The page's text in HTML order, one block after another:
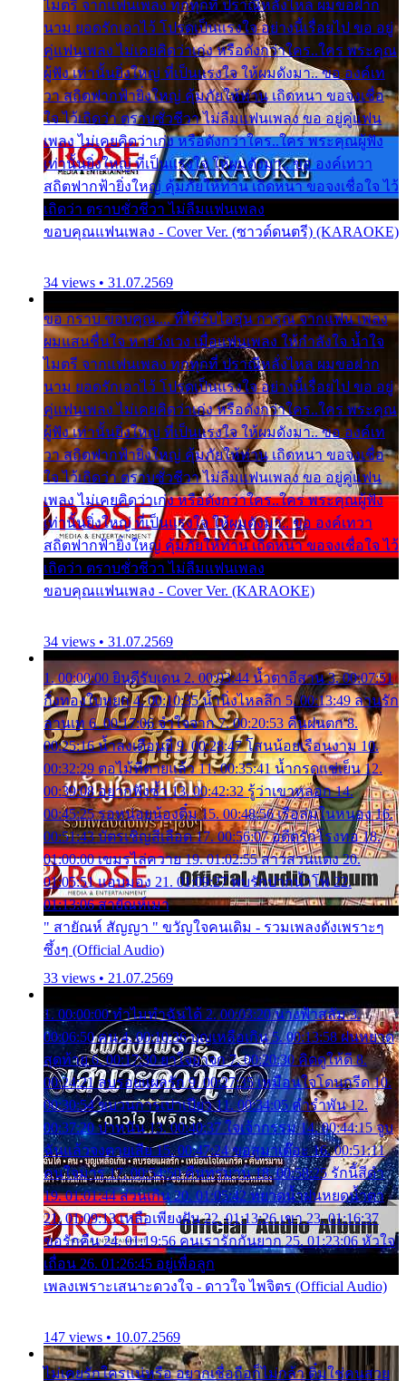
ไมตรี จากแฟนเพลง ทุกทุกที่ ปราณีหลั่งไหล ผมขอฝาก
นาม ยอดรักเอาไว้ โปรดเป็นแรงใจ อย่างนี้เรื่อยไป ขอ อยู่
คู่แฟนเพลง ไม่เคยคิดว่าเก่ง หรือดังกว่าใคร..ใคร พระคุณ
ผู้ฟัง เท่านั้นยิ่งใหญ่ ที่เป็นแรงใจ ให้ผมดังมา.. ขอ องค์เท
วา สถิตฟากฟ้ายิ่งใหญ่ คุ้มภัยให้ท่าน เถิดหนา ขอจงเชื่อ
ใจ ไว้เถิดว่า ตราบชั่วชีวา ไม่ลืมแฟนเพลง ขอ อยู่คู่แฟน
เพลง ไม่เคยคิดว่าเก่ง หรือดังกว่าใคร..ใคร พระคุณผู้ฟัง
เท่านั้นยิ่งใหญ่ ที่เป็นแรงใจ ให้ผมดังมา.. ขอ องค์เทวา
สถิตฟากฟ้ายิ่งใหญ่ คุ้มภัยให้ท่าน เถิดหนา ขอจงเชื่อใจ ไว้
เถิดว่า ตราบชั่วชีวา ไม่ลืมแฟนเพลง
ขอบคุณแฟนเพลง - Cover Ver. (ซาวด์ดนตรี) (KARAOKE)
34 views • 31.07.2569
ขอ กราบ ขอบคุณ.... ที่ได้รับไออุ่น การุณ จากแฟน เพลง
ผมแสนชื่นใจ หายวังเวง เมื่อแฟนเพลง ให้กำลังใจ น้ำใจ
ไมตรี จากแฟนเพลง ทุกทุกที่ ปราณีหลั่งไหล ผมขอฝาก
นาม ยอดรักเอาไว้ โปรดเป็นแรงใจ อย่างนี้เรื่อยไป ขอ อยู่
คู่แฟนเพลง ไม่เคยคิดว่าเก่ง หรือดังกว่าใคร..ใคร พระคุณ
ผู้ฟัง เท่านั้นยิ่งใหญ่ ที่เป็นแรงใจ ให้ผมดังมา.. ขอ องค์เท
วา สถิตฟากฟ้ายิ่งใหญ่ คุ้มภัยให้ท่าน เถิดหนา ขอจงเชื่อ
ใจ ไว้เถิดว่า ตราบชั่วชีวา ไม่ลืมแฟนเพลง ขอ อยู่คู่แฟน
เพลง ไม่เคยคิดว่าเก่ง หรือดังกว่าใคร..ใคร พระคุณผู้ฟัง
เท่านั้นยิ่งใหญ่ ที่เป็นแรงใจ ให้ผมดังมา.. ขอ องค์เทวา
สถิตฟากฟ้ายิ่งใหญ่ คุ้มภัยให้ท่าน เถิดหนา ขอจงเชื่อใจ ไว้
เถิดว่า ตราบชั่วชีวา ไม่ลืมแฟนเพลง
ขอบคุณแฟนเพลง - Cover Ver. (KARAOKE)
34 views • 31.07.2569
1. 00:00:00 ยินดีรับเดน 2. 00:03:44 น้ำตาอีสาน 3. 00:07:51
กิ่งทองใบหยก 4. 00:10:35 น้ำนิ่งไหลลึก 5. 00:13:49 ลานรัก
ลานเท 6. 00:17:06 จำใจจาก 7. 00:20:53 คืนฝนตก 8.
00:25:16 น้ำลงเดือนยี่ 9. 00:28:47 โสนน้อยเรือนงาม 10.
00:32:29 ตอไม้ที่ตายแล้ว 11. 00:35:41 น้ำกรดแช่เย็น 12.
00:39:08 อยากฟังซ้ำ 13. 00:42:32 รู้ว่าเขาหลอก 14.
00:45:25 รอหน่อยน้องติ๋ม 15. 00:48:56 เรือล่มในหนอง 16.
00:51:43 บัตรเชิญสีเลือด 17. 00:56:07 อดีตรักโรงทอ 18.
01:00:00 เขมรไล่ควาย 19. 01:02:55 สาวสวนแตง 20.
01:05:51 แอบมอง 21. 01:09:27 พบรักปากน้ำโพ 22.
01:13:06 สายัณห์เมา
" สายัณห์ สัญญา " ขวัญใจคนเดิม - รวมเพลงดังเพราะๆ
ซึ้งๆ (Official Audio)
33 views • 21.07.2569
1. 00:00:00 ทำไมทำฉันได้ 2. 00:03:20 นางฟ้าสลัม 3.
00:06:50 คน 4. 00:10:36 บุญเหลือเกิน 5. 00:13:58 ฝนหยาด
สุดท้าย 6. 00:17:30 ยาใจยาจก 7. 00:20:30 คิดดูให้ดี 8.
00:24:21 ลบรอยแผลรัก 9. 00:27:35 เหมือนใจโดนกรีด 10.
00:30:54 ขบวนการเปาเปียว 11. 00:34:05 คำรำพัน 12.
00:37:20 ปาหนัน 13. 00:40:37 ใจเจ้ากรรม 14. 00:44:15 จูบ
ฉันแล้วจงตายเสีย 15. 00:47:24 ขอสูมาเต๊อะ 16. 00:51:11
คนใจมาร 17. 00:54:50 คืนทรมาน 18. 00:58:25 รักนี้สีดำ
19. 01:01:44 ส่วนเกิน 20. 01:05:42 หยาดน้ำฝนหยดน้ำตา
21. 01:09:13 เหลือเพียงฝัน 22. 01:13:26 เขา 23. 01:16:37
ขอรักคืน 24. 01:19:56 คนเรารักกันยาก 25. 01:23:06 หัวใจ
เถื่อน 26. 01:26:45 อยู่เพื่อลูก
เพลงเพราะเสนาะดวงใจ - ดาวใจ ไพจิตร (Official Audio)
147 views • 10.07.2569
ไม่เคยรักใครแน่หรือ อยากเชื่อถือก็ไม่กล้า ติ๋มใช่คนสวย